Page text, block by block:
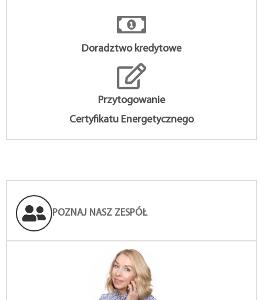
Doradztwo kredytowe
Przytogowanie
Certyfikatu Energetycznego
POZNAJ NASZ ZESPÓŁ